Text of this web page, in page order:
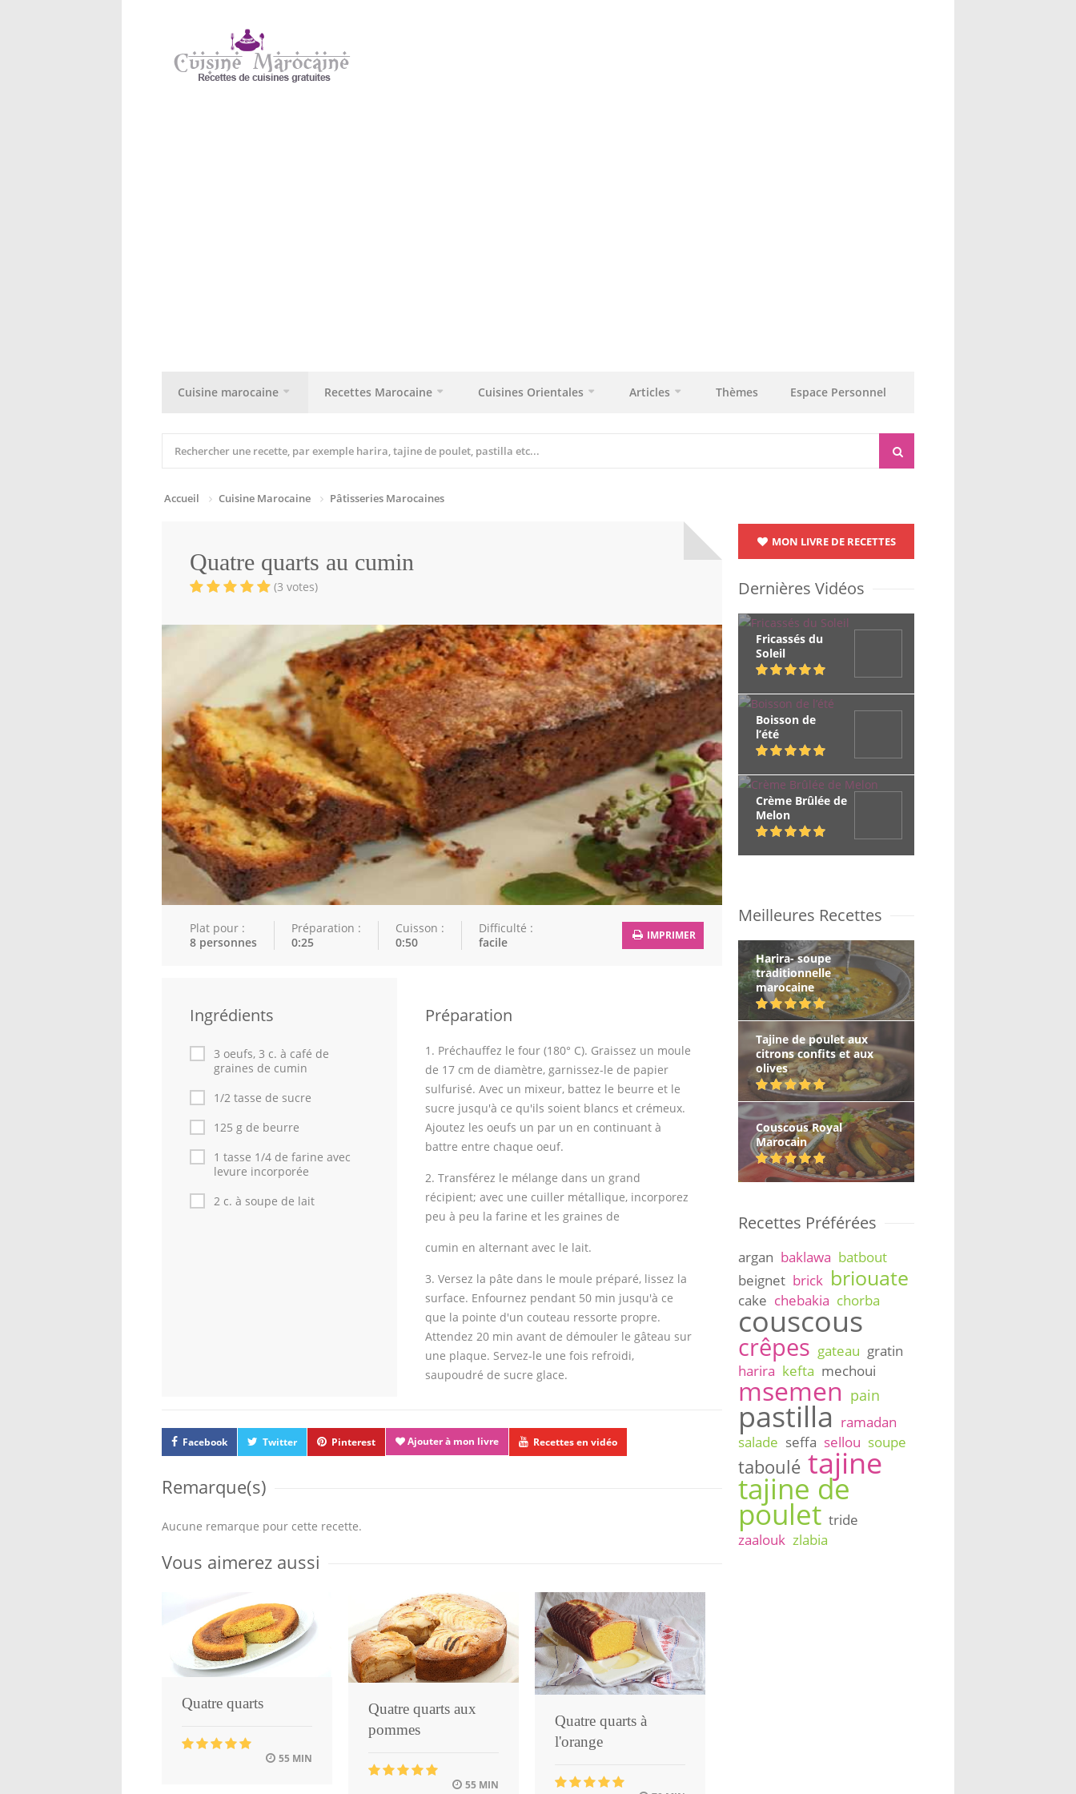
Cuisine marocaine Recettes Marocaine Cuisines Orientales Articles Thèmes Espace Personnel
Accueil Cuisine Marocaine Pâtisseries Marocaines
Quatre quarts au cumin
(3 votes)
Plat pour :
8 personnes
Préparation :
0:25
Cuisson :
0:50
Difficulté :
facile
IMPRIMER
Ingrédients
3 oeufs, 3 c. à café de
graines de cumin
1/2 tasse de sucre
125 g de beurre
1 tasse 1/4 de farine avec
levure incorporée
2 c. à soupe de lait
Préparation
1. Préchauffez le four (180° C). Graissez un moule
de 17 cm de diamètre, garnissez-le de papier
sulfurisé. Avec un mixeur, battez le beurre et le
sucre jusqu'à ce qu'ils soient blancs et crémeux.
Ajoutez les oeufs un par un en continuant à
battre entre chaque oeuf.
2. Transférez le mélange dans un grand
récipient; avec une cuiller métallique, incorporez
peu à peu la farine et les graines de
cumin en alternant avec le lait.
3. Versez la pâte dans le moule préparé, lissez la
surface. Enfournez pendant 50 min jusqu'à ce
que la pointe d'un couteau ressorte propre.
Attendez 20 min avant de démouler le gâteau sur
une plaque. Servez-le une fois refroidi,
saupoudré de sucre glace.
Facebook Twitter Pinterest Ajouter à mon livre Recettes en vidéo
Remarque(s)
Aucune remarque pour cette recette.
Vous aimerez aussi
Quatre quarts
55 MIN
Quatre quarts aux
pommes
55 MIN
Quatre quarts à
l'orange
MON LIVRE DE RECETTES
Dernières Vidéos
Fricassés du
Soleil
Boisson de
l’été
Crème Brûlée de
Melon
Meilleures Recettes
Harira- soupe
traditionnelle
marocaine
Tajine de poulet aux
citrons confits et aux
olives
Couscous Royal
Marocain
Recettes Préférées
argan baklawa batbout
beignet brick briouate
cake chebakia chorba
couscous
crêpes gateau gratin
harira kefta mechoui
msemen pain
pastilla ramadan
salade seffa sellou soupe
taboulé tajine
tajine de
poulet tride
zaalouk zlabia